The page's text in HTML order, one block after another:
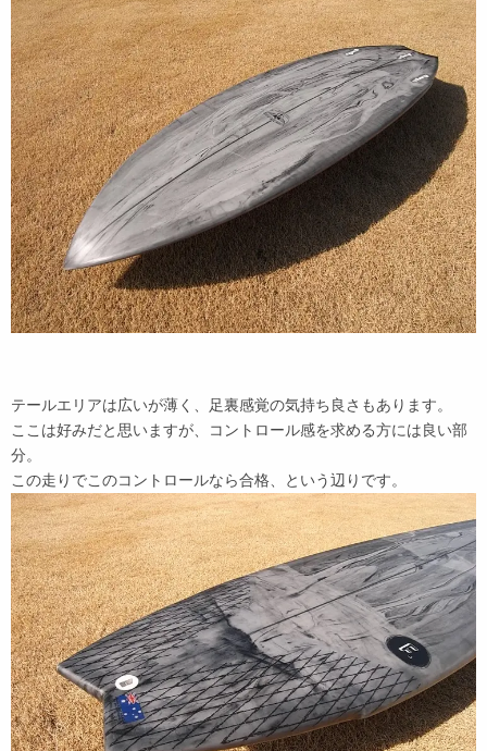
テールエリアは広いが薄く、足裏感覚の気持ち良さもあります。
ここは好みだと思いますが、コントロール感を求める方には良い部
分。
この走りでこのコントロールなら合格、という辺りです。